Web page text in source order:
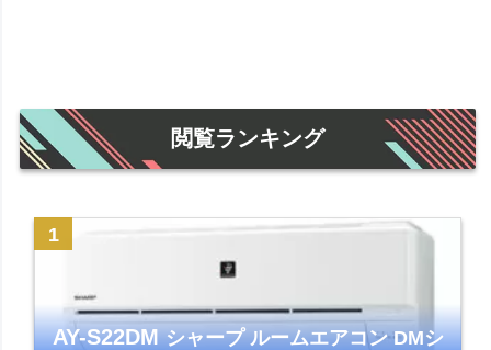
閲覧ランキング
AY-S22DMシャープ ルームエアコン DMシ